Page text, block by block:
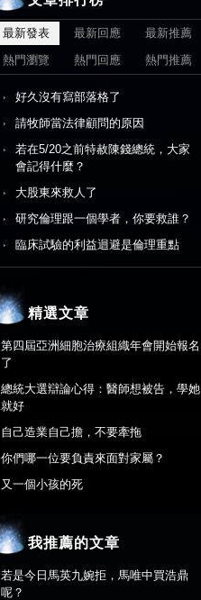
最新發表 最新回應
最新推薦
熱門瀏覽
熱門回應 熱門推薦
好久沒有寫部落格了
請牧師當法律顧問的原因
若在5/20之前特赦陳錢總統，大家
會記得什麼？
大股東來救人了
研究倫理跟一個學者，你要救誰？
臨床試驗的利益迴避是倫理重點
精選文章
第四屆亞洲細胞治療組織年會開始報名
了
總統大選辯論心得：醫師想被告，學她
就好
自己造業自己擔，不要牽拖
你們哪一位要負責來面對家屬？
又一個小孩的死
我推薦的文章
若是今日馬英九婉拒，馬唯中買浩鼎
呢？